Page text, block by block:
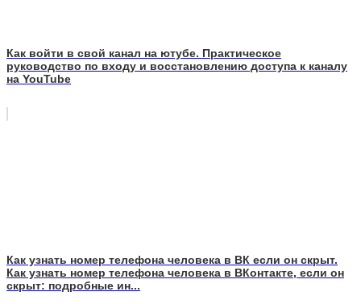
Как войти в свой канал на ютубе. Практическое
руководство по входу и восстановлению доступа к каналу
на YouTube
Как узнать номер телефона человека в ВК если он скрыт.
Как узнать номер телефона человека в ВКонтакте, если он
скрыт: подробные ин...